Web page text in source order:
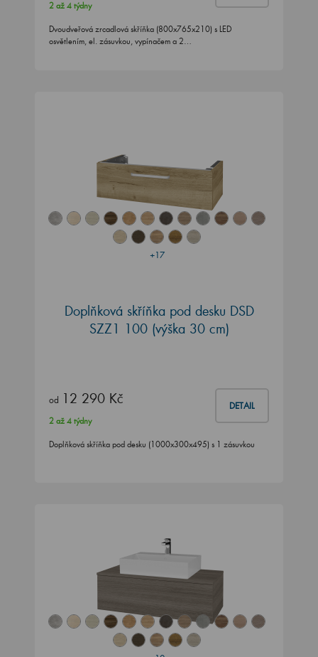
2 až 4 týdny
Dvoudveřová zrcadlová skříňka (800x765x210) s LED
osvětlením, el. zásuvkou, vypínačem a 2…
+17
Doplňková skříňka pod desku DSD
SZZ1 100 (výška 30 cm)
od 12 290 Kč DETAIL
2 až 4 týdny
Doplňková skříňka pod desku (1000x300x495) s 1 zásuvkou